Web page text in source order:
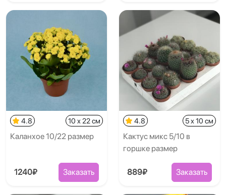
4.8 10 x 22 см
Каланхое 10/22 размер
1240₽ Заказать
4.8 5 x 10 см
Кактус микс 5/10 в
горшке размер
889₽ Заказать